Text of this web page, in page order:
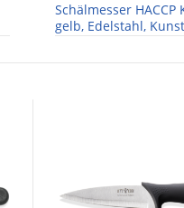
Schälmesser HACCP
gelb, Edelstahl,